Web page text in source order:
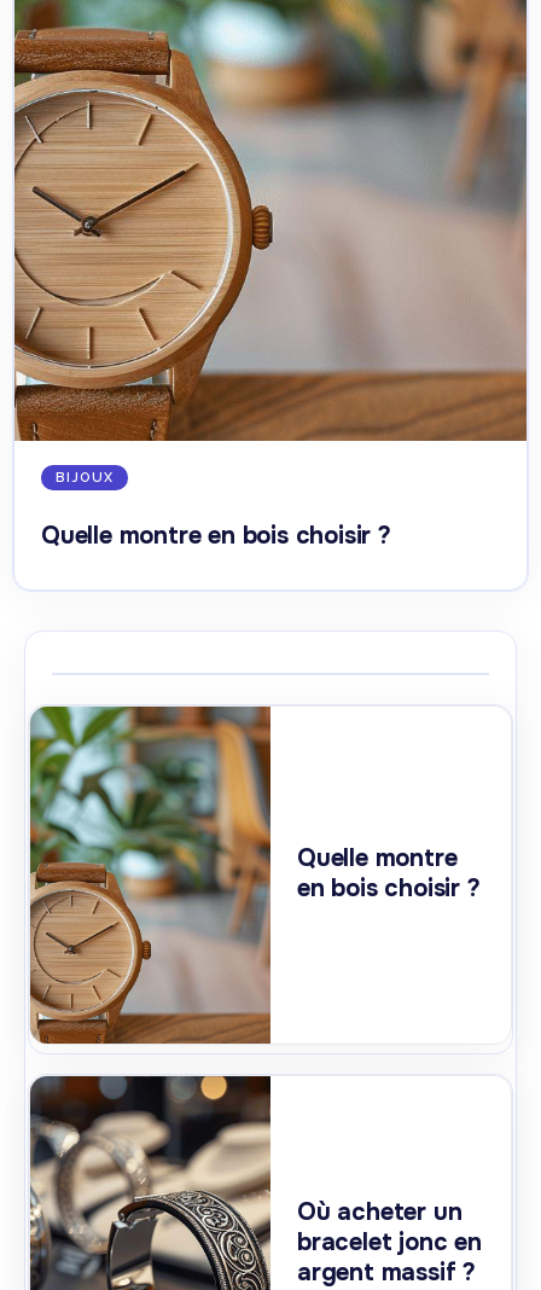
BIJOUX
Quelle montre en bois choisir ?
Quelle montre
en bois choisir ?
Où acheter un
bracelet jonc en
argent massif ?